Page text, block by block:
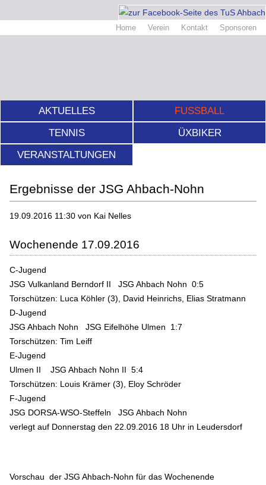
Home Verein Kontakt Sponsoren
AKTUELLES
FUSSBALL
TENNIS
ÜXBIKER
VERANSTALTUNGEN
Ergebnisse der JSG Ahbach-Nohn
19.09.2016 11:30 von Kai Nelles
Wochenende 17.09.2016
C-Jugend
JSG Vulkanland Berndorf II JSG Ahbach Nohn 0:5
Torschützen: Luca Köhler (3), David Heinrichs, Elias Stratmann
D-Jugend
JSG Ahbach Nohn JSG Eifelhöhe Ulmen 1:7
Torschützen: Tim Leiff
E-Jugend
Ulmen II JSG Ahbach Nohn II 5:4
Torschützen: Louis Krämer (3), Eloy Schröder
F-Jugend
JSG DORSA-WSO-Steffeln JSG Ahbach Nohn
verlegt auf Donnerstag den 22.09.2016 18 Uhr in Leudersdorf
Vorschau der JSG Ahbach-Nohn für das Wochenende